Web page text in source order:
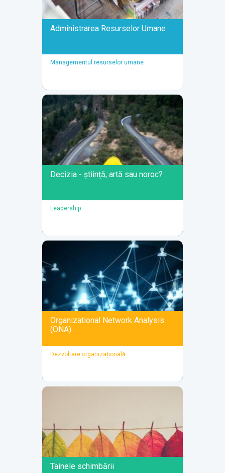
Administrarea Resurselor Umane
Managementul resurselor umane
Administrarea Resurselor
Umane
O serie de două ateliere în care descoperi
instrumente și soluții practice de gestionare
organizată a contractelor de muncă și de
eficientizare a proceselor și a acțiunilor de
administrare a resurselor umane.
DETALII
Decizia - știință, artă sau noroc?
Leadership
Decizia - știință, artă sau
noroc?
O serie de ateliere în care vei învăța cum să
îmbini gândirea rațională cu intuiția atunci
când ai de luat decizii dificile. Vei dezvăța și
vei reînvăța cum să iei decizii. O călătorie
fascinantă de inițiere într-ale procesului de
DETALII
Organizational Network Analysis
(ONA)
Dezvoltare organizațională
Decodifică puterea rețelelor organizaționale:
de la structuri invizibile la strategii de impact
Tainele schimbării